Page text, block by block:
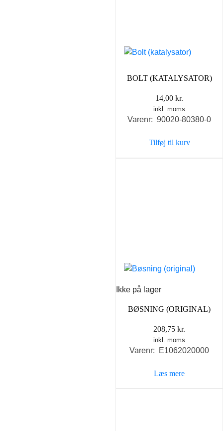
BOLT (KATALYSATOR)
14,00 kr.
inkl. moms
Varenr: 90020-80380-0
Tilføj til kurv
Ikke på lager
BØSNING (ORIGINAL)
208,75 kr.
inkl. moms
Varenr: E1062020000
Læs mere